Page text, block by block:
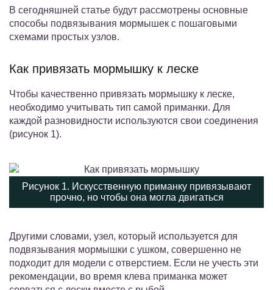
В сегодняшней статье будут рассмотрены основные
способы подвязывания мормышек с пошаговыми
схемами простых узлов.
Как привязать мормышку к леске
Чтобы качественно привязать мормышку к леске,
необходимо учитывать тип самой приманки. Для
каждой разновидности используются свои соединения
(рисунок 1).
Рисунок 1. Искусственную приманку привязывают
прочно, но чтобы она могла двигаться
Другими словами, узел, который используется для
подвязывания мормышки с ушком, совершенно не
подходит для модели с отверстием. Если не учесть эти
рекомендации, во время клева приманка может